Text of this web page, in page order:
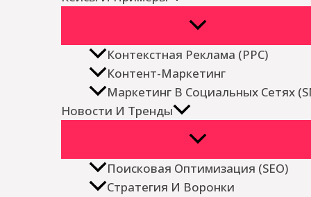
Контекстная Реклама (PPC)
Контент-Маркетинг
Маркетинг В Социальных Сетях
Новости И Тренды
Поисковая Оптимизация (SEO)
Стратегия И Воронки